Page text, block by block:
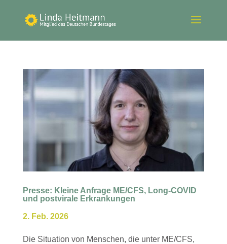
Presse: Kleine Anfrage ME/CFS, Long-COVID
und postvirale Erkrankungen
2. Feb. 2026
Die Situation von Menschen, die unter ME/CFS,